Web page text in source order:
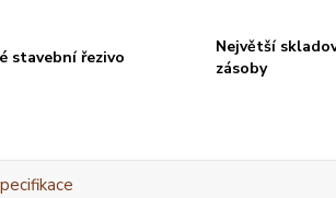
stavební řezivo
Největší
zásoby